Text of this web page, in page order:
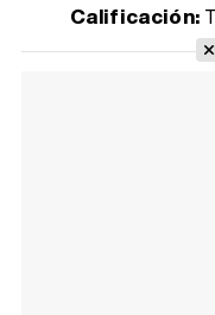
Calificación: